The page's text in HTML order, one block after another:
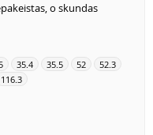
o skundas
35.4 35.5 52
52.3
116.3